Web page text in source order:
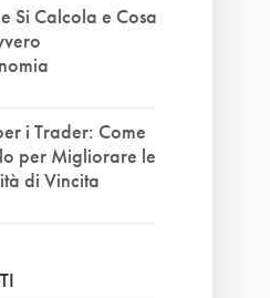
Si Calcola e Cosa
i Trader: Come
per Migliorare le
di Vincita